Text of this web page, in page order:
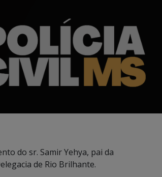
do sr. Samir Yehya, pai da
de Rio Brilhante.